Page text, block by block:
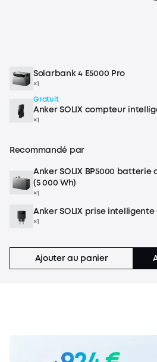
Solarbank 4 E5000 Pro
×1
Gratuit
Anker SOLIX compteur
×1
Recommandé par
Anker SOLIX BP5000
(5 000 Wh)
×1
Anker SOLIX prise intelligente
×1
Ajouter au panier